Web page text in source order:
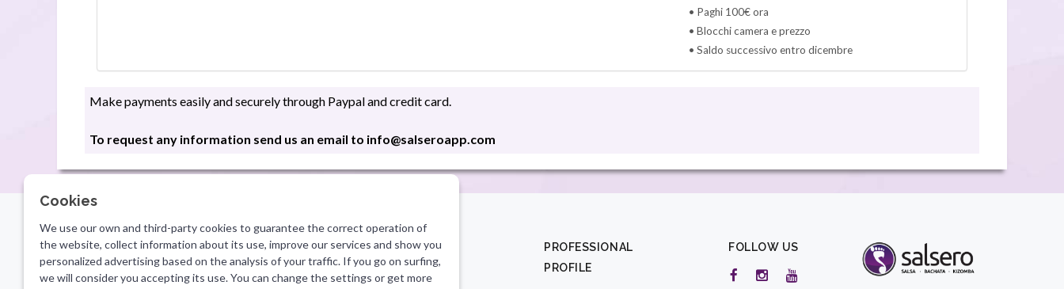
• Paghi 100€ ora
• Blocchi camera e prezzo
• Saldo successivo entro dicembre
Make payments easily and securely through Paypal and credit card.
To request any information send us an email to info@salseroapp.com
LEGAL INFORMATION
Legal notice
CONTACT
info@salseroapp.com
PROFESSIONAL
PROFILE
FOLLOW US
Cookies
We use our own and third-party cookies to guarantee the correct operation of
the website, collect information about its use, improve our services and show you
personalized advertising based on the analysis of your traffic. If you go on surfing,
we will consider you accepting its use. You can change the settings or get more